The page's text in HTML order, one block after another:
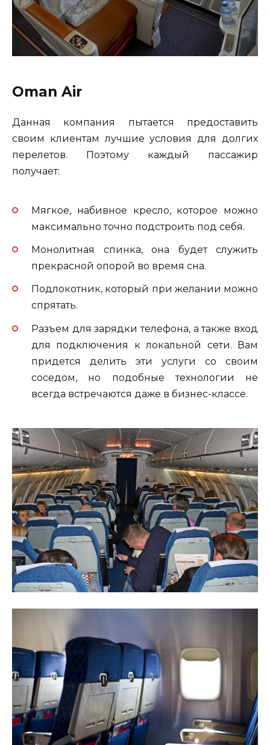
Oman Air
Данная компания пытается предоставить
своим клиентам лучшие условия для долгих
перелетов. Поэтому каждый пассажир
получает:
Мягкое, набивное кресло, которое можно
максимально точно подстроить под себя.
Монолитная спинка, она будет служить
прекрасной опорой во время сна.
Подлокотник, который при желании можно
спрятать.
Разъем для зарядки телефона, а также вход
для подключения к локальной сети. Вам
придется делить эти услуги со своим
соседом, но подобные технологии не
всегда встречаются даже в бизнес-классе.